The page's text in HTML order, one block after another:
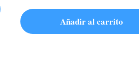
Añadir al carrito